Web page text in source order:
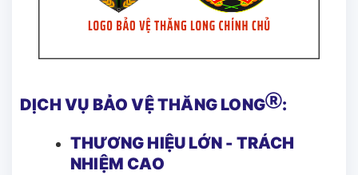
DỊCH VỤ BẢO VỆ THĂNG LONGⓇ:
THƯƠNG HIỆU LỚN - TRÁCH
NHIỆM CAO